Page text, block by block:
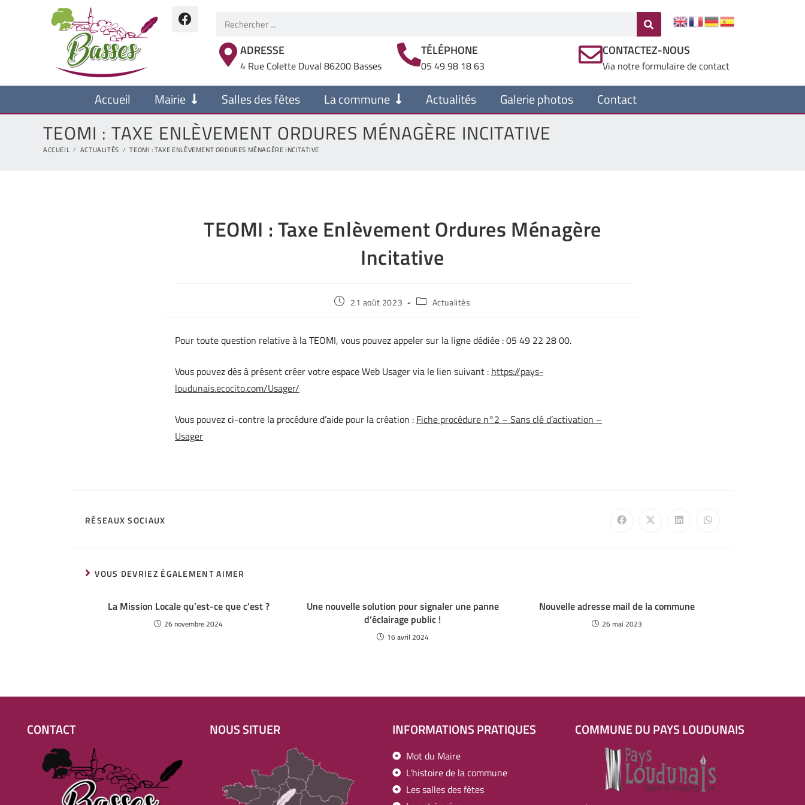
ADRESSE
4 Rue Colette Duval 86200 Basses
TÉLÉPHONE
05 49 98 18 63
CONTACTEZ-NOUS
Via notre formulaire de contact
Accueil Mairie Salles des fêtes La commune Actualités Galerie photos Contact
TEOMI : TAXE ENLÈVEMENT ORDURES MÉNAGÈRE INCITATIVE
ACCUEIL / ACTUALITÉS / TEOMI : TAXE ENLÈVEMENT ORDURES MÉNAGÈRE INCITATIVE
TEOMI : Taxe Enlèvement Ordures Ménagère
Incitative
21 août 2023 Actualités
Pour toute question relative à la TEOMI, vous pouvez appeler sur la ligne dédiée : 05 49 22 28 00.
Vous pouvez dès à présent créer votre espace Web Usager via le lien suivant : https://pays-
loudunais.ecocito.com/Usager/
Vous pouvez ci-contre la procédure d’aide pour la création : Fiche procédure n°2 – Sans clé d’activation –
Usager
RÉSEAUX SOCIAUX
VOUS DEVRIEZ ÉGALEMENT AIMER
La Mission Locale qu’est-ce que c’est ?
26 novembre 2024
Une nouvelle solution pour signaler une panne
d’éclairage public !
16 avril 2024
Nouvelle adresse mail de la commune
26 mai 2023
CONTACT NOUS SITUER INFORMATIONS PRATIQUES
Mot du Maire
L'histoire de la commune
Les salles des fêtes
COMMUNE DU PAYS LOUDUNAIS